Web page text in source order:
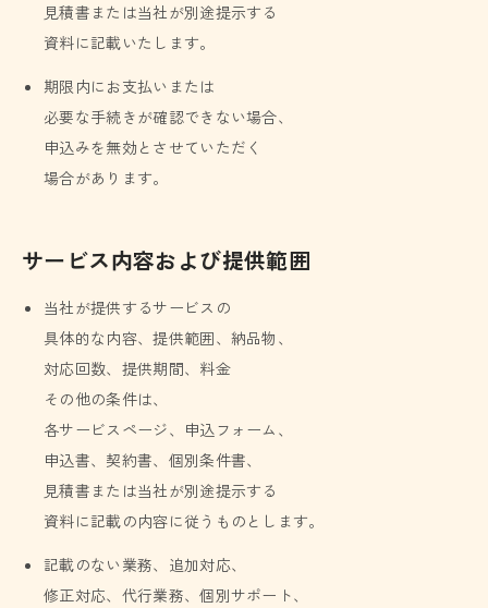
見積書または当社が別途提示する
資料に記載いたします。
期限内にお支払いまたは
必要な手続きが確認できない場合、
申込みを無効とさせていただく
場合があります。
サービス内容および提供範囲
当社が提供するサービスの
具体的な内容、提供範囲、納品物、
対応回数、提供期間、料金
その他の条件は、
各サービスページ、申込フォーム、
申込書、契約書、個別条件書、
見積書または当社が別途提示する
資料に記載の内容に従うものとします。
記載のない業務、追加対応、
修正対応、代行業務、個別サポート、